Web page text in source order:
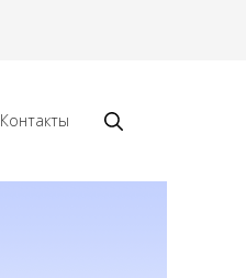
Контакты